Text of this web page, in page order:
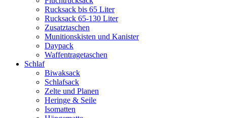
Rucksack bis 65 Liter
Rucksack 65-130 Liter
Zusatztaschen
Munitionskisten und Kanister
Daypack
Waffentragetaschen
Schlaf
Biwaksack
Schlafsack
Zelte und Planen
Heringe & Seile
Isomatten